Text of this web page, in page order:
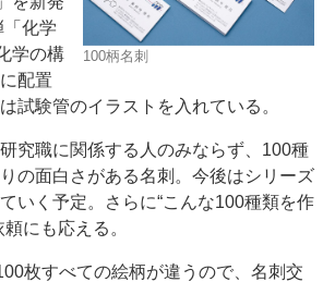
アで勝負！ ～多様なビジネス・多彩な商材～
中古印刷機・製本機特集
長軌道を描く
用語集 印刷機材年鑑
購入申し込み
サイトポリシー
100柄名刺
化学
学の構
配置
試験管のイラストを入れている。
究職に関係する人のみならず、100種
の面白さがある名刺。今後はシリーズ
いく予定。さらに“こんな100種類を作
にも応える。
枚すべての絵柄が違うので、名刺交